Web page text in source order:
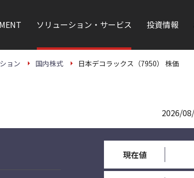
ソリューション・サービス 投資情報
ョン 国内株式 日本デコラックス（7950） 株価
2026/
現在値